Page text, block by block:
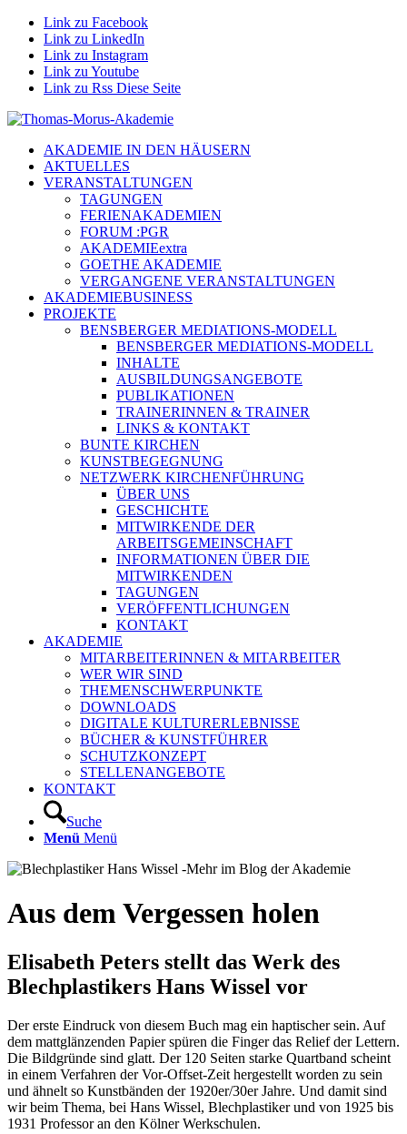
Link zu Facebook
Link zu LinkedIn
Link zu Instagram
Link zu Youtube
Link zu Rss Diese Seite
AKADEMIE IN DEN HÄUSERN
AKTUELLES
VERANSTALTUNGEN
TAGUNGEN
FERIENAKADEMIEN
FORUM :PGR
AKADEMIEextra
GOETHE AKADEMIE
VERGANGENE VERANSTALTUNGEN
AKADEMIEBUSINESS
PROJEKTE
BENSBERGER MEDIATIONS-MODELL
BENSBERGER MEDIATIONS-MODELL
INHALTE
AUSBILDUNGSANGEBOTE
PUBLIKATIONEN
TRAINERINNEN & TRAINER
LINKS & KONTAKT
BUNTE KIRCHEN
KUNSTBEGEGNUNG
NETZWERK KIRCHENFÜHRUNG
ÜBER UNS
GESCHICHTE
MITWIRKENDE DER
ARBEITSGEMEINSCHAFT
INFORMATIONEN ÜBER DIE
MITWIRKENDEN
TAGUNGEN
VERÖFFENTLICHUNGEN
KONTAKT
AKADEMIE
MITARBEITERINNEN & MITARBEITER
WER WIR SIND
THEMENSCHWERPUNKTE
DOWNLOADS
DIGITALE KULTURERLEBNISSE
BÜCHER & KUNSTFÜHRER
SCHUTZKONZEPT
STELLENANGEBOTE
KONTAKT
Suche
Menü Menü
Aus dem Vergessen holen
Elisabeth Peters stellt das Werk des
Blechplastikers Hans Wissel vor
Der erste Eindruck von diesem Buch mag ein haptischer sein. Auf
dem mattglänzenden Papier spüren die Finger das Relief der Lettern.
Die Bildgründe sind glatt. Der 120 Seiten starke Quartband scheint
in einem Verfahren der Vor-Offset-Zeit hergestellt worden zu sein
und ähnelt so Kunstbänden der 1920er/30er Jahre. Und damit sind
wir beim Thema, bei Hans Wissel, Blechplastiker und von 1925 bis
1931 Professor an den Kölner Werkschulen.